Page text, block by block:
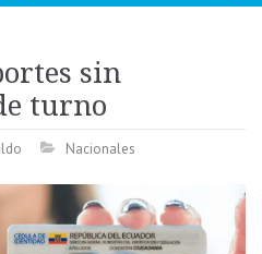
sin
turno
Nacionales